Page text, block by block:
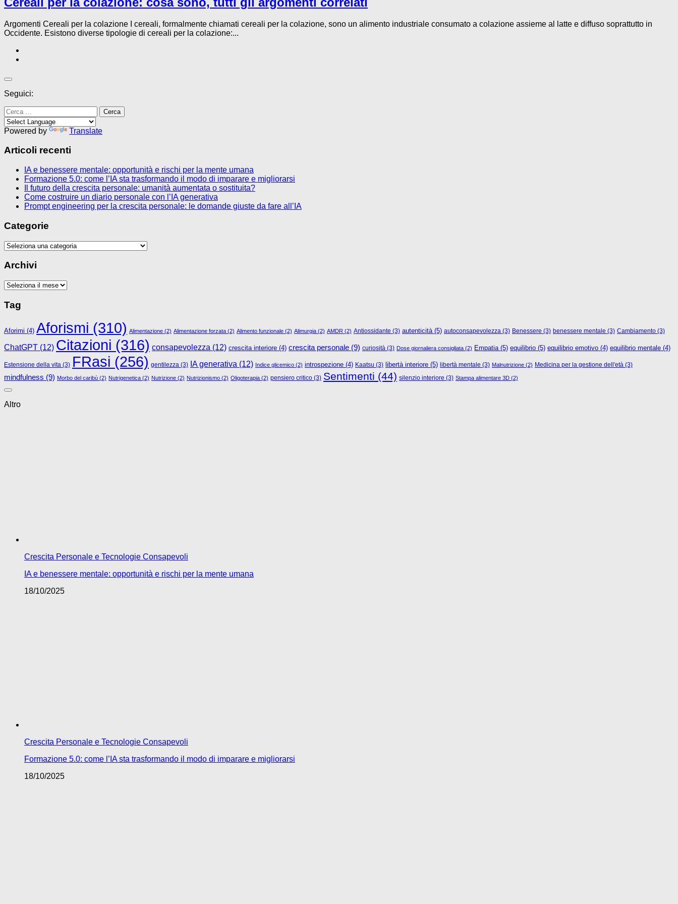
Argomenti Cereali per la colazione I cereali, formalmente chiamati cereali per la colazione, sono un alimento industriale consumato a colazione assieme al latte e diffuso soprattutto in
Occidente. Esistono diverse tipologie di cereali per la colazione:...
Seguici:
Ricerca
per:
Powered by
Translate
Articoli recenti
IA e benessere mentale: opportunità e rischi per la mente umana
Formazione 5.0: come l’IA sta trasformando il modo di imparare e migliorarsi
Il futuro della crescita personale: umanità aumentata o sostituita?
Come costruire un diario personale con l’IA generativa
Prompt engineering per la crescita personale: le domande giuste da fare all’IA
Categorie
Categorie
Archivi
Archivi
Tag
Aforimi (4) Aforismi (310) Alimentazione (2) Alimentazione forzata (2) Alimento funzionale (2) Alimurgia (2) AMDR (2) Antiossidante (3) autenticità(5) autoconsapevolezza (3) Benessere (3) benessere mentale (3) Cambiamento (3)
ChatGPT (12) Citazioni (316) consapevolezza (12) crescita interiore (4) crescita personale (9) curiosità (3) Dose giornaliera consigliata (2) Empatia(5) equilibrio (5) equilibrio emotivo (4) equilibrio mentale (4)
Estensione della vita (3) FRasi (256) gentilezza (3) IA generativa (12) Indice glicemico (2) introspezione (4) Kaatsu (3) libertà interiore (5) libertà mentale (3) Malnutrizione (2) Medicina per la gestione dell'età (3)
mindfulness (9) Morbo del caribù (2) Nutrigenetica (2) Nutrizione (2) Nutrizionismo (2) Oligoterapia (2) pensiero critico (3) Sentimenti (44) silenzio interiore (3) Stampa alimentare 3D (2)
Altro
Crescita Personale e Tecnologie Consapevoli
IA e benessere mentale: opportunità e rischi per la mente umana
18/10/2025
Crescita Personale e Tecnologie Consapevoli
Formazione 5.0: come l’IA sta trasformando il modo di imparare e migliorarsi
18/10/2025